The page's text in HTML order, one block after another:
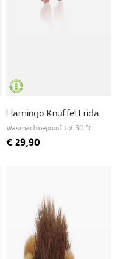
Flamingo Knuffel Frida
Wasmachineproof tot 30 °C
€29,90